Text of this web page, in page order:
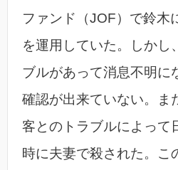
ファンド（JOF）で鈴木
を運用していた。しかし
ブルがあって消息不明に
確認が出来ていない。ま
客とのトラブルによって
時に夫妻で殺された。こ